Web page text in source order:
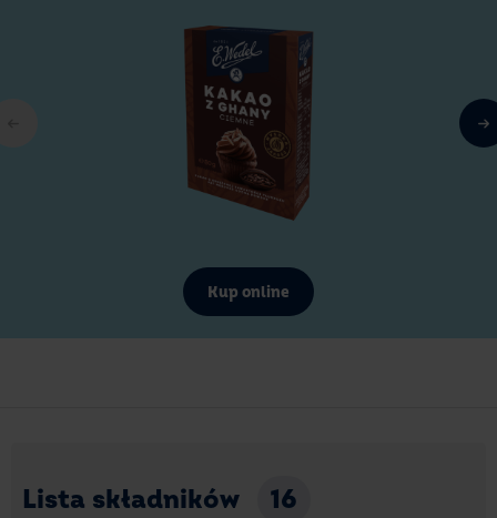
Kup online
Lista składników 16